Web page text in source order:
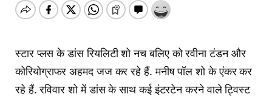
स्टार प्लस के डांस रियलिटी शो नच बलिए को रवीना टंडन और
कोरियोग्राफर अहमद जज कर रहे हैं. मनीष पॉल शो के एंकर कर
रहे हैं. रविवार शो में डांस के साथ कई इंटरटेन करने वाले ट्व‍िस्ट